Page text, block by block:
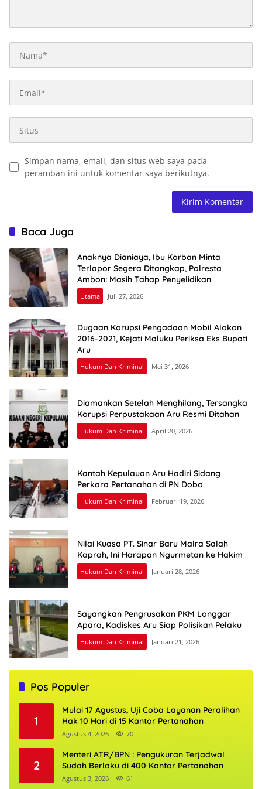
Simpan nama, email, dan situs web saya pada
peramban ini untuk komentar saya berikutnya.
Baca Juga
Anaknya Dianiaya, Ibu Korban Minta
Terlapor Segera Ditangkap, Polresta
Ambon: Masih Tahap Penyelidikan
Utama Juli 27, 2026
Dugaan Korupsi Pengadaan Mobil Alokon
2016-2021, Kejati Maluku Periksa Eks Bupati
Aru
Hukum Dan Kriminal Mei 31, 2026
Diamankan Setelah Menghilang, Tersangka
Korupsi Perpustakaan Aru Resmi Ditahan
Hukum Dan Kriminal April 20, 2026
Kantah Kepulauan Aru Hadiri Sidang
Perkara Pertanahan di PN Dobo
Hukum Dan Kriminal Februari 19, 2026
Nilai Kuasa PT. Sinar Baru Malra Salah
Kaprah, Ini Harapan Ngurmetan ke Hakim
Hukum Dan Kriminal Januari 28, 2026
Sayangkan Pengrusakan PKM Longgar
Apara, Kadiskes Aru Siap Polisikan Pelaku
Hukum Dan Kriminal Januari 21, 2026
Pos Populer
1
Mulai 17 Agustus, Uji Coba Layanan Peralihan
Hak 10 Hari di 15 Kantor Pertanahan
Agustus 4, 2026 70
2
Menteri ATR/BPN : Pengukuran Terjadwal
Sudah Berlaku di 400 Kantor Pertanahan
Agustus 3, 2026 61